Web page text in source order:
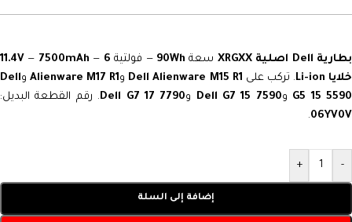
بطارية Dell اصلية XRGXX سعة 90Wh — فولتية 11.4V — 7500mAh — 6
خلايا Li-ion
. تركب على Dell Alienware M15 R1 وAlienware M17 R1وDell
G5 15 5590 وDell G7 15 7590 وDell G7 17 7790. رقم القطعة البديل:
06YV0V
.
-
+
إضافة إلى السلة